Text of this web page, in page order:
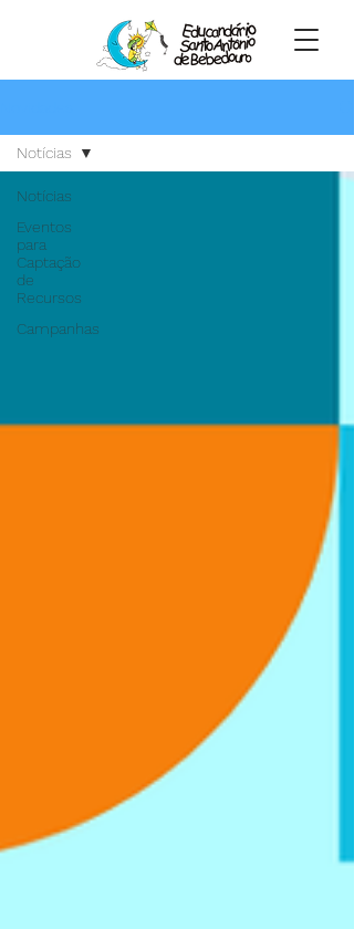
Notícias
Eventos
para
Captação
de
Recursos
Campanhas
Notícias